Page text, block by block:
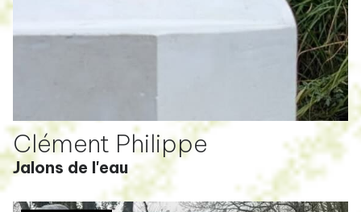
Clément Philippe
Jalons de l'eau